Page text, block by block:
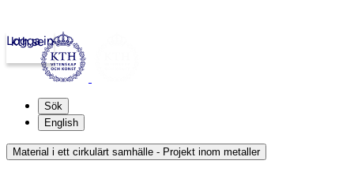
kth.se
Logga in
Sök
English
Material i ett cirkulärt samhälle - Projekt inom metaller